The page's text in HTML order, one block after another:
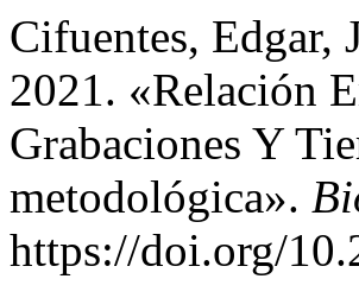
Cifuentes, Edgar,
2021. «Relación
Grabaciones Y
metodológica».
https://doi.org/